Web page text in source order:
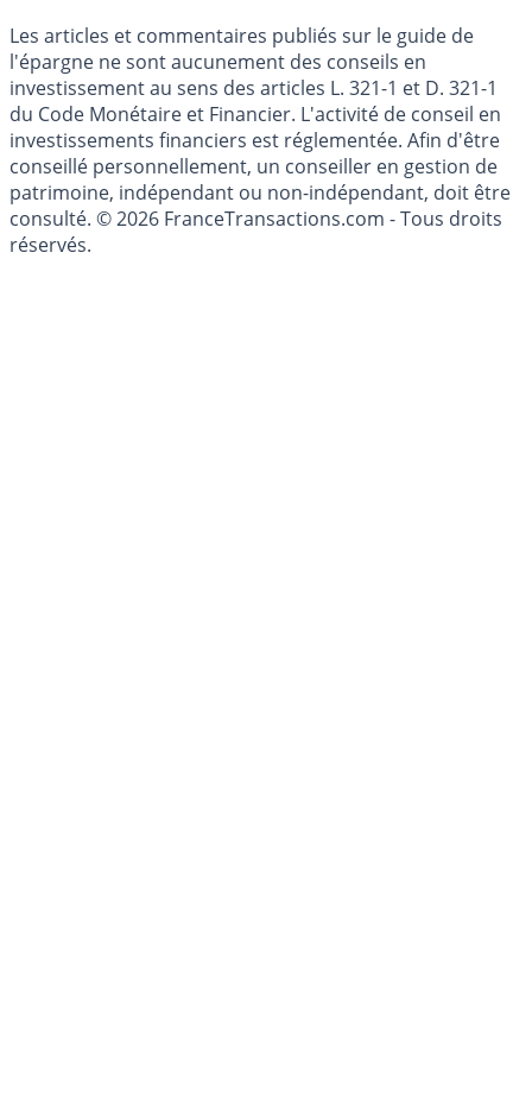
Cookies
Les articles et commentaires publiés sur le guide de
l'épargne ne sont aucunement des conseils en
investissement au sens des articles L. 321-1 et D. 321-1
du Code Monétaire et Financier. L'activité de conseil en
investissements financiers est réglementée. Afin d'être
conseillé personnellement, un conseiller en gestion de
patrimoine, indépendant ou non-indépendant, doit être